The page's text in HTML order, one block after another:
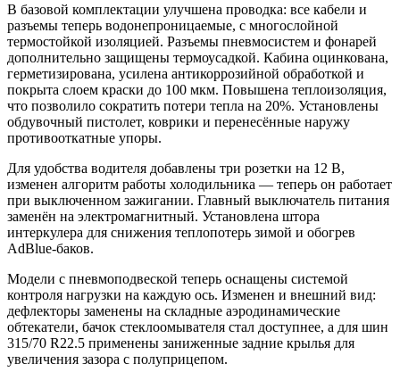
В базовой комплектации улучшена проводка: все кабели и
разъемы теперь водонепроницаемые, с многослойной
термостойкой изоляцией. Разъемы пневмосистем и фонарей
дополнительно защищены термоусадкой. Кабина оцинкована,
герметизирована, усилена антикоррозийной обработкой и
покрыта слоем краски до 100 мкм. Повышена теплоизоляция,
что позволило сократить потери тепла на 20%. Установлены
обдувочный пистолет, коврики и перенесённые наружу
противооткатные упоры.
Для удобства водителя добавлены три розетки на 12 В,
изменен алгоритм работы холодильника — теперь он работает
при выключенном зажигании. Главный выключатель питания
заменён на электромагнитный. Установлена штора
интеркулера для снижения теплопотерь зимой и обогрев
AdBlue-баков.
Модели с пневмоподвеской теперь оснащены системой
контроля нагрузки на каждую ось. Изменен и внешний вид:
дефлекторы заменены на складные аэродинамические
обтекатели, бачок стеклоомывателя стал доступнее, а для шин
315/70 R22.5 применены заниженные задние крылья для
увеличения зазора с полуприцепом.